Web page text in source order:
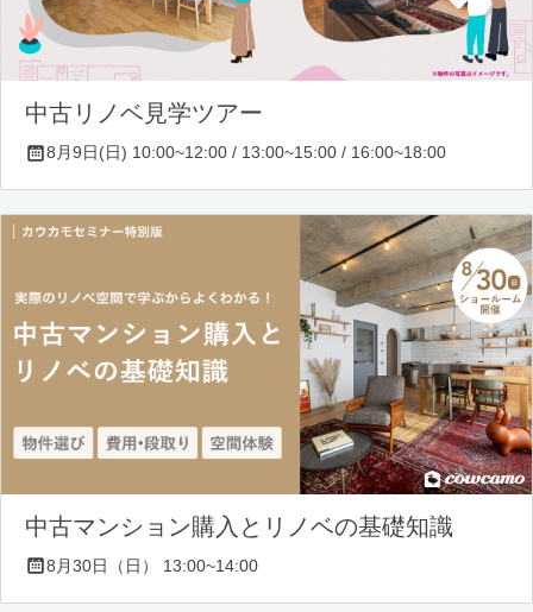
中古リノベ見学ツアー
8月9日(日) 10:00~12:00 / 13:00~15:00 / 16:00~18:00
中古マンション購入とリノベの基礎知識
8月30日（日） 13:00~14:00